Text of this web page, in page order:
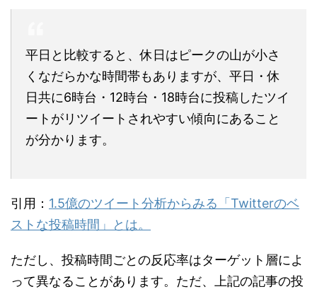
平日と比較すると、休日はピークの山が小さ
くなだらかな時間帯もありますが、平日・休
日共に6時台・12時台・18時台に投稿したツイ
ートがリツイートされやすい傾向にあること
が分かります。
引用： 1.5億のツイート分析からみる「Twitterのベ
ストな投稿時間」とは。
ただし、投稿時間ごとの反応率はターゲット層によ
って異なることがあります。ただ、上記の記事の投